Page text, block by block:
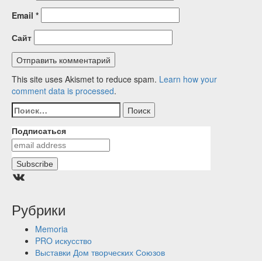
Email *
Сайт
This site uses Akismet to reduce spam. Learn how your
comment data is processed.
Найти:
Подписаться
Группа ВКонтакте
Рубрики
Memoria
PRO искусство
Выставки Дом творческих Союзов